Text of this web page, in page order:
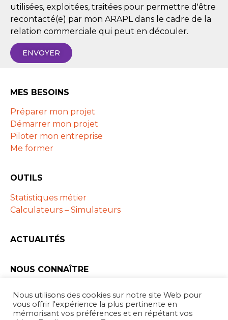
utilisées, exploitées, traitées pour permettre d'être
recontacté(e) par mon ARAPL dans le cadre de la
relation commerciale qui peut en découler.
ENVOYER
MES BESOINS
Préparer mon projet
Démarrer mon projet
Piloter mon entreprise
Me former
OUTILS
Statistiques métier
Calculateurs – Simulateurs
ACTUALITÉS
NOUS CONNAÎTRE
Partenaires
Nous utilisons des cookies sur notre site Web pour
vous offrir l'expérience la plus pertinente en
mémorisant vos préférences et en répétant vos